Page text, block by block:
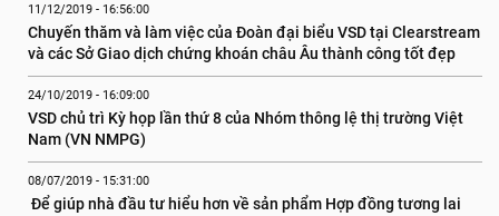
11/12/2019 - 16:56:00
Chuyến thăm và làm việc của Đoàn đại biểu VSD tại Clearstream
và các Sở Giao dịch chứng khoán châu Âu thành công tốt đẹp
24/10/2019 - 16:09:00
VSD chủ trì Kỳ họp lần thứ 8 của Nhóm thông lệ thị trường Việt
Nam (VN NMPG)
08/07/2019 - 15:31:00
Để giúp nhà đầu tư hiểu hơn về sản phẩm Hợp đồng tương lai